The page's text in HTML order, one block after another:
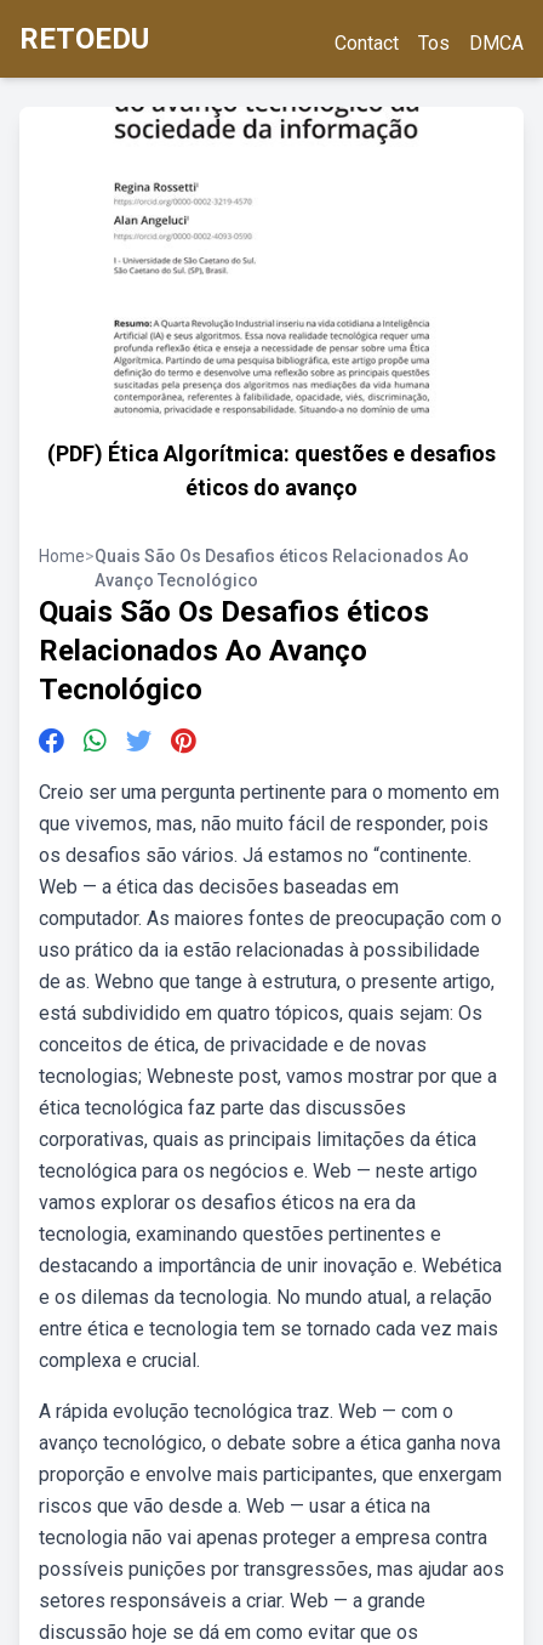
RETOEDU Contact Tos DMCA
(PDF) Ética Algorítmica: questões e desafios
éticos do avanço
Home>Quais São Os Desafios éticos Relacionados Ao
Avanço Tecnológico
Quais São Os Desafios éticos
Relacionados Ao Avanço
Tecnológico
Creio ser uma pergunta pertinente para o momento em
que vivemos, mas, não muito fácil de responder, pois
os desafios são vários. Já estamos no “continente.
Web — a ética das decisões baseadas em
computador. As maiores fontes de preocupação com o
uso prático da ia estão relacionadas à possibilidade
de as. Webno que tange à estrutura, o presente artigo,
está subdividido em quatro tópicos, quais sejam: Os
conceitos de ética, de privacidade e de novas
tecnologias; Webneste post, vamos mostrar por que a
ética tecnológica faz parte das discussões
corporativas, quais as principais limitações da ética
tecnológica para os negócios e. Web — neste artigo
vamos explorar os desafios éticos na era da
tecnologia, examinando questões pertinentes e
destacando a importância de unir inovação e. Webética
e os dilemas da tecnologia. No mundo atual, a relação
entre ética e tecnologia tem se tornado cada vez mais
complexa e crucial.
A rápida evolução tecnológica traz. Web — com o
avanço tecnológico, o debate sobre a ética ganha nova
proporção e envolve mais participantes, que enxergam
riscos que vão desde a. Web — usar a ética na
tecnologia não vai apenas proteger a empresa contra
possíveis punições por transgressões, mas ajudar aos
setores responsáveis a criar. Web — a grande
discussão hoje se dá em como evitar que os